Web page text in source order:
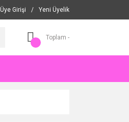
Üye Girişi / Yeni Üyelik
Toplam -